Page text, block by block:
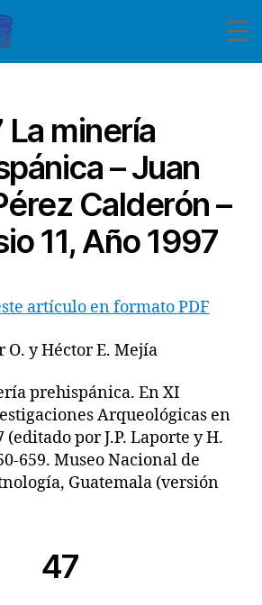
La minería
– Juan
Calderón –
11, Año 1997
artículo en formato PDF
O. y Héctor E. Mejía
prehispánica. En XI
Arqueológicas en
(editado por J.P. Laporte y H.
659. Museo Nacional de
Guatemala (versión
47